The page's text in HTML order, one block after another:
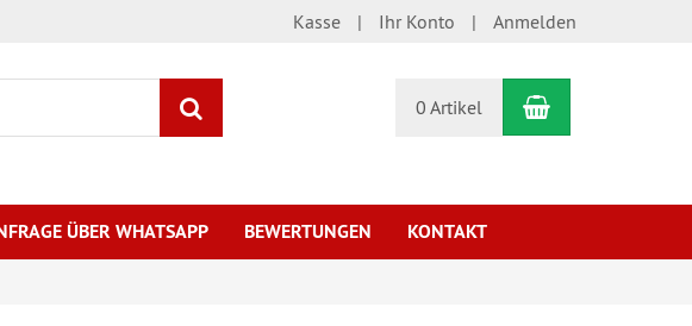
Kasse Ihr Konto Anmelden
0 Artikel Warenkorb
ÜBER WHATSAPP BEWERTUNGEN KONTAKT